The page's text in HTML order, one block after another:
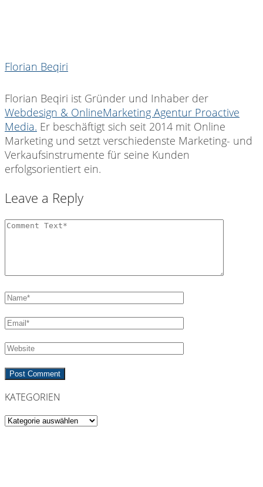
Florian Beqiri
Florian Beqiri ist Gründer und Inhaber der
Webdesign & OnlineMarketing Agentur Proactive
Media. Er beschäftigt sich seit 2014 mit Online
Marketing und setzt verschiedenste Marketing- und
Verkaufsinstrumente für seine Kunden
erfolgsorientiert ein.
Leave a Reply
KATEGORIEN
Kategorien